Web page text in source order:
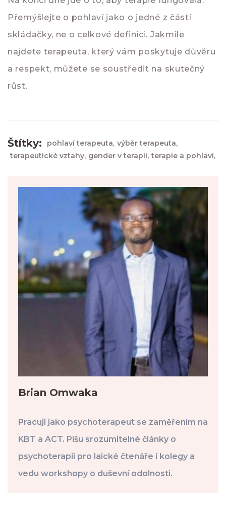
Přemýšlejte o pohlaví jako o jedné z částí
skládačky, ne o celkové definici. Jakmile
najdete terapeuta, který vám poskytuje důvěru
a respekt, můžete se soustředit na skutečný
růst.
Štítky: pohlaví terapeuta, výběr terapeuta,
terapeutické vztahy, gender v terapii, terapie a pohlaví,
Brian Omwaka
Pracuji jako psychoterapeut se zaměřením na
KBT a ACT. Píšu srozumitelné články o
psychoterapii pro laické čtenáře i kolegy a
vedu workshopy o duševní odolnosti.